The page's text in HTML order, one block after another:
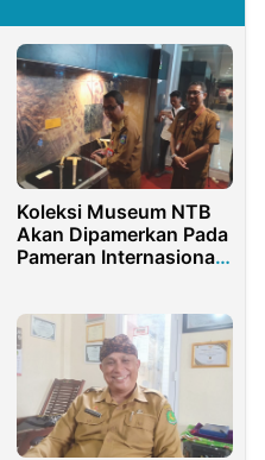
Koleksi Museum NTB
Akan Dipamerkan Pada
Pameran Internasional